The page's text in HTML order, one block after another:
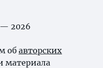
— 2026
об авторских
материала